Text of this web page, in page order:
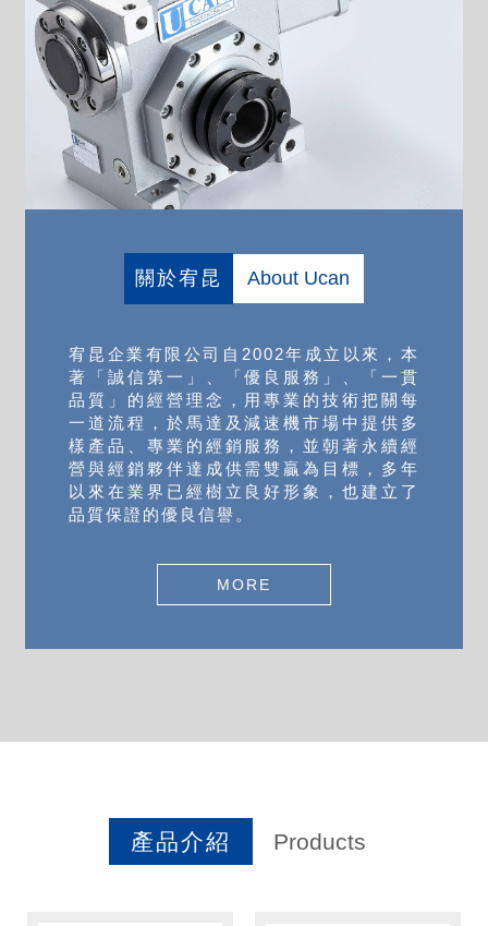
關於宥昆 About Ucan
宥昆企業有限公司自2002年成立以來，本
著「誠信第一」、「優良服務」、「一貫
品質」的經營理念，用專業的技術把關每
一道流程，於馬達及減速機市場中提供多
樣產品、專業的經銷服務，並朝著永續經
營與經銷夥伴達成供需雙贏為目標，多年
以來在業界已經樹立良好形象，也建立了
品質保證的優良信譽。
MORE
產品介紹 Products